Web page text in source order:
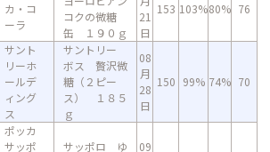
カ・コ
ーラ
コクの微糖
缶 １９０ｇ
21
日
153 103%80% 76
サント
リーホ
ールデ
ィング
ス
サントリー
ボス 贅沢微
糖（２ピー
ス） １８５
ｇ
08
月
28
日
150 99% 74% 70
ポッカ
サッポ
サッポロ ゆ
09